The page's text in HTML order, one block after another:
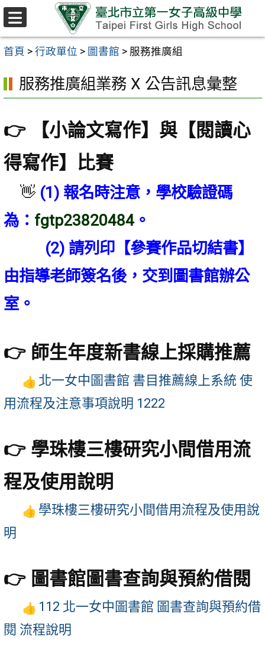
跳至主要內容區
首頁 > 行政單位 > 圖書館 > 服務推廣組
服務推廣組業務 X 公告訊息彙整
👉 【小論文寫作】與【閱讀心
得寫作】 比賽
👋 (1) 報名時注意，學校驗證碼
為： fgtp23820484。
(2) 請列印【參賽作品切結書】
由指導老師簽名後，交到圖書館辦公
室。
👉 師生年度新書線上採購推薦
北一女中圖書館 書目推薦線上系統 使
用流程及注意事項說明 1222
👉 學珠樓三樓研究小間借用流
程及使用說明
學珠樓三樓研究小間借用流程及使用說
明
👉 圖書館圖書查詢與預約借閱
112 北一女中圖書館 圖書查詢與預約借
閱 流程說明
選
單